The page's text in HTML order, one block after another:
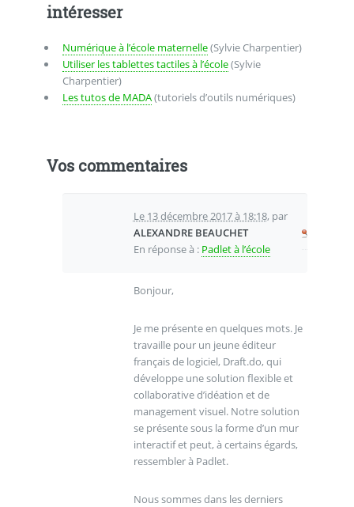
intéresser
Numérique à l’école maternelle(Sylvie Charpentier)
Utiliser les tablettes tactiles à l’école(Sylvie
Charpentier)
Les tutos de MADA(tutoriels d’outils numériques)
Vos commentaires
Le 13 décembre 2017 à 18:18, par
ALEXANDRE BEAUCHET
En réponse à : Padlet à l’école
Bonjour,
Je me présente en quelques mots. Je
travaille pour un jeune éditeur
français de logiciel, Draft.do, qui
développe une solution flexible et
collaborative d’idéation et de
management visuel. Notre solution
se présente sous la forme d’un mur
interactif et peut, à certains égards,
ressembler à Padlet.
Nous sommes dans les derniers